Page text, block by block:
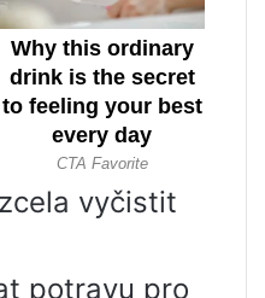
vyčistit
potravu pro